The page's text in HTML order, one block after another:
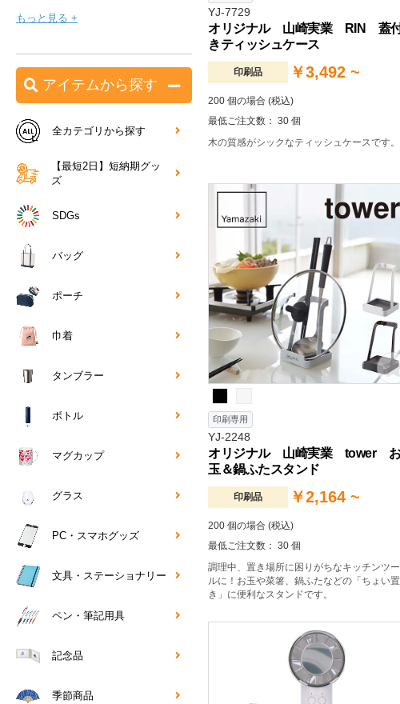
YJ-7729
オリジナル 山崎実業 RIN 蓋
きティッシュケース
印刷品 ￥3,492 ~
200 個の場合 (税込)
最低ご注文数： 30 個
木の質感がシックなティッシュケースです。
印刷専用
YJ-2248
オリジナル 山崎実業 tower お
玉＆鍋ふたスタンド
印刷品 ￥2,164 ~
200 個の場合 (税込)
最低ご注文数： 30 個
調理中、置き場所に困りがちなキッチンツー
ルに！お玉や菜箸、鍋ふたなどの「ちょい置
き」に便利なスタンドです。
もっと見る +
アイテムから探す
全カテゴリから探す
【最短2日】短納期グッ
ズ
SDGs
バッグ
ポーチ
巾着
タンブラー
ボトル
マグカップ
グラス
PC・スマホグッズ
文具・ステーショナリー
ペン・筆記用具
記念品
季節商品